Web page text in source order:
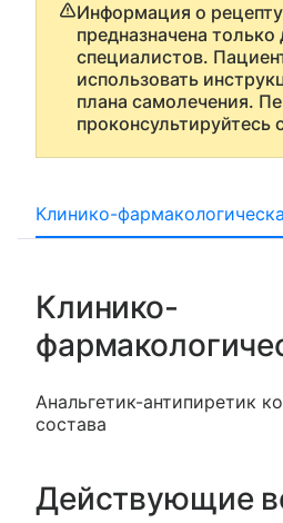
Информация о
предназначена только
специалистов.
использовать
плана самолечения.
проконсультируйтесь
Клинико-
Клинико-
Анальгетик-антипиретик
состава
Действующие